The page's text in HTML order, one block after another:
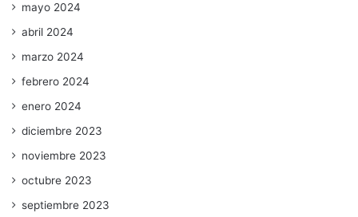
mayo 2024
abril 2024
marzo 2024
febrero 2024
enero 2024
diciembre 2023
noviembre 2023
octubre 2023
septiembre 2023